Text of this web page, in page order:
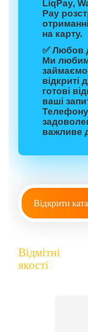
LiqPay,
Pay
на карту.
✅Любов
Ми
відкриті
готові
ваші
важливе
Відкрити
Відмітні
якості